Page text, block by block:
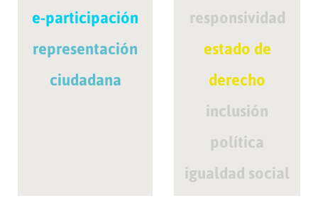
e-participación
representación
ciudadana
responsividad
estado de
derecho
inclusión
política
igualdad social